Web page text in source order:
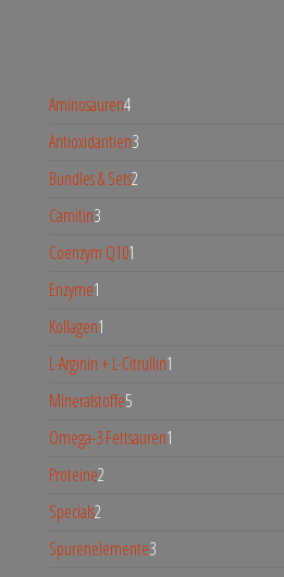
Aminosäuren4
Antioxidantien3
Bundles & Sets2
Carnitin3
Coenzym Q101
Enzyme1
Kollagen1
L-Arginin + L-Citrullin1
Mineralstoffe5
Omega-3 Fettsäuren1
Proteine2
Specials2
Spurenelemente3